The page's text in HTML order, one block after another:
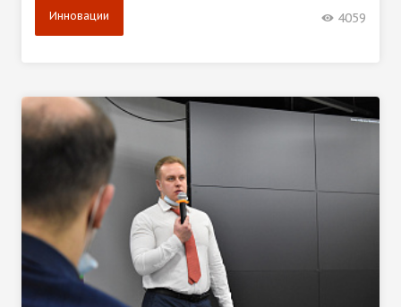
Инновации 4059